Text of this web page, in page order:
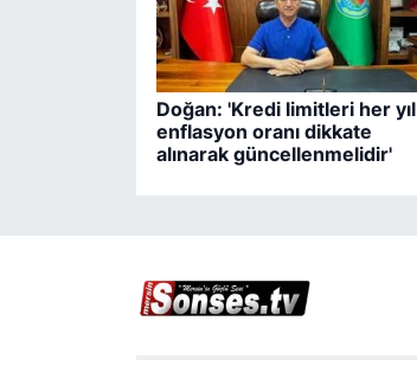
Doğan: 'Kredi limitleri her yıl
enflasyon oranı dikkate
alınarak güncellenmelidir'